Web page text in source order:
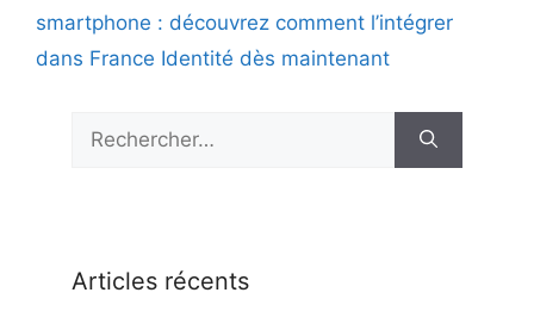
smartphone : découvrez comment l’intégrer
dans France Identité dès maintenant
Articles récents